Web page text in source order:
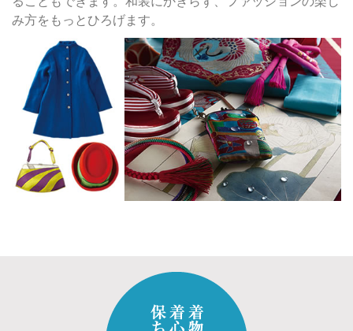
み方をもっとひろげます。